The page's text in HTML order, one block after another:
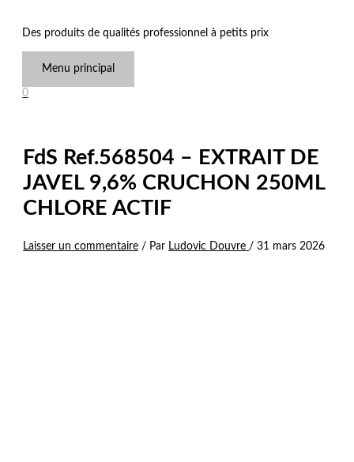
Des produits de qualités professionnel à petits prix
Menu principal
0
FdS Ref.568504 – EXTRAIT DE
JAVEL 9,6% CRUCHON 250ML
CHLORE ACTIF
Laisser un commentaire / Par Ludovic Douvre /31 mars 2026